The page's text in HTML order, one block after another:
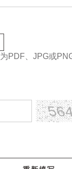
PDF、JPG或